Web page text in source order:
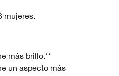
mujeres.
más brillo.**
un aspecto más